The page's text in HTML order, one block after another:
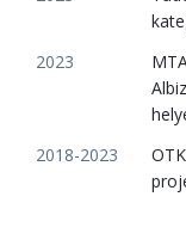
2023
2018-2023